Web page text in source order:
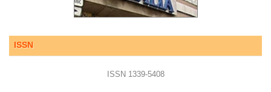
ISSN
ISSN 1339-5408